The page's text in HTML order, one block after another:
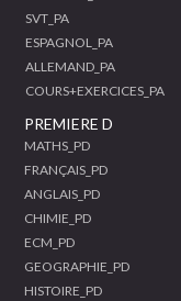
SVT_PA
ESPAGNOL_PA
ALLEMAND_PA
COURS+EXERCICES_PA
PREMIERE D
MATHS_PD
FRANÇAIS_PD
ANGLAIS_PD
CHIMIE_PD
ECM_PD
GEOGRAPHIE_PD
HISTOIRE_PD